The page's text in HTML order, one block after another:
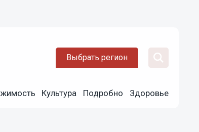
Выбрать регион
Культура Подробно Здоровье